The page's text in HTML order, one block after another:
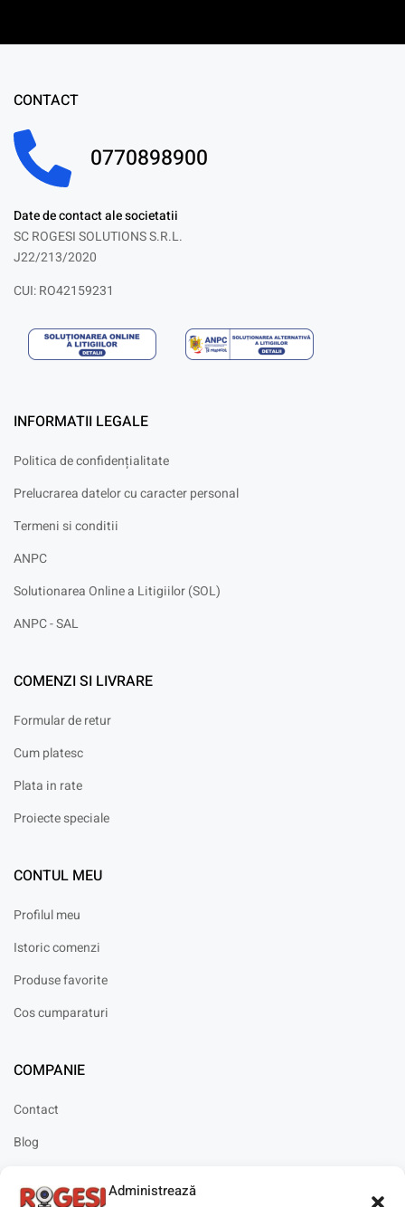
Administrează
CONTACT
0770898900
Date de contact ale societatii
SC ROGESI SOLUTIONS S.R.L.
J22/213/2020
CUI: RO42159231
INFORMATII LEGALE
Politica de confidențialitate
Prelucrarea datelor cu caracter personal
Termeni si conditii
ANPC
Solutionarea Online a Litigiilor (SOL)
ANPC - SAL
COMENZI SI LIVRARE
Formular de retur
Cum platesc
Plata in rate
Proiecte speciale
CONTUL MEU
Profilul meu
Istoric comenzi
Produse favorite
Cos cumparaturi
COMPANIE
Contact
Blog